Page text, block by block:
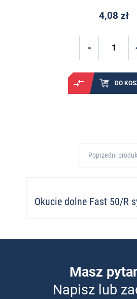
4,08 zł
DO
Poprzedni
Okucie dolne Fast 50/R
Masz
Napisz lub